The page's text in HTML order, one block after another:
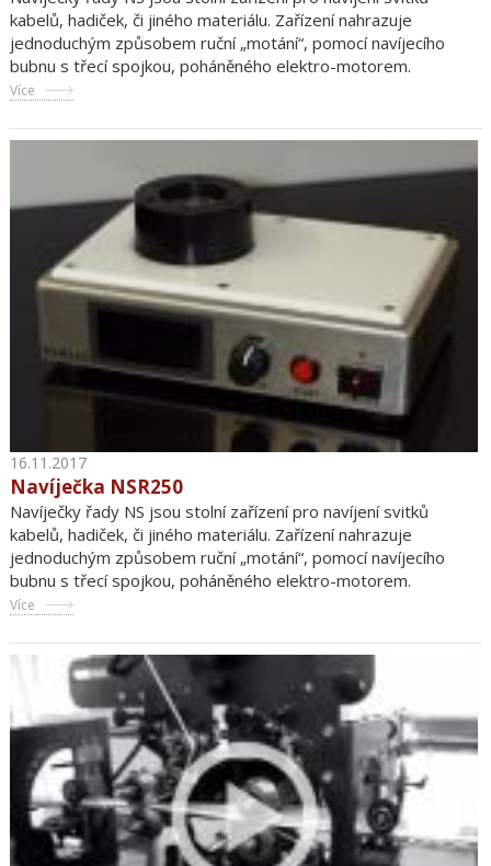
kabelů, hadiček, či jiného materiálu. Zařízení nahrazuje
jednoduchým způsobem ruční „motání“, pomocí navíjecího
bubnu s třecí spojkou, poháněného elektro-motorem.
Více
16.11.2017
Navíječka NSR250
Navíječky řady NS jsou stolní zařízení pro navíjení svitků
kabelů, hadiček, či jiného materiálu. Zařízení nahrazuje
jednoduchým způsobem ruční „motání“, pomocí navíjecího
bubnu s třecí spojkou, poháněného elektro-motorem.
Více